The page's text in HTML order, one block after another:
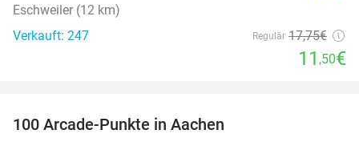
Eschweiler (12 km)
Verkauft: 247
Regulär 17,75€
11 ,50€
100 Arcade-Punkte in Aachen